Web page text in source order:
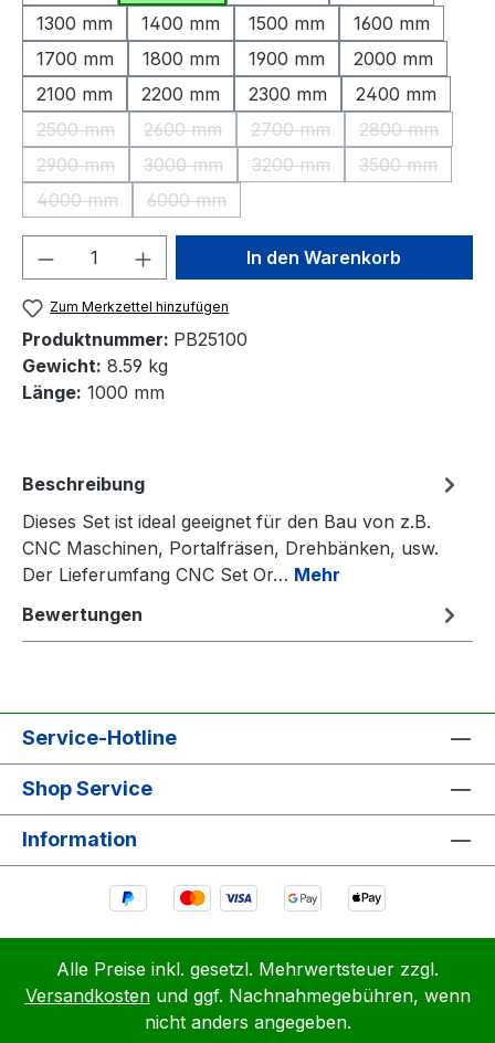
1300 mm
1400 mm 1500 mm
1600 mm
1700 mm
1800 mm 1900 mm
2000 mm
2100 mm
2200 mm 2300 mm
2400 mm
2500 mm
(Diese Option ist zurzeit nicht verfügbar.)
2600 mm
(Diese Option ist zurzeit nicht verfügbar.)
2700 mm
(Diese Option ist zurzeit
2800 mm
(Diese
2900 mm
(Diese Option ist zurzeit nicht verfügbar.)
3000 mm
(Diese Option ist zurzeit nicht verfügbar.)
3200 mm
(Diese Option ist zurzeit
3500 mm
(Diese
4000 mm
(Diese Option ist zurzeit nicht verfügbar.)
6000 mm
(Diese Option ist zurzeit nicht verfügbar.)
Produkt Anzahl: Gib denIn den Warenkorb
Zum Merkzettel hinzufügen
Produktnummer: PB25100
Gewicht: 8.59 kg
Länge: 1000 mm
Beschreibung
Dieses Set ist ideal geeignet für den Bau von z.B.
CNC Maschinen, Portalfräsen, Drehbänken, usw.
Der Lieferumfang CNC Set Or… Mehr
Bewertungen
Service-Hotline
Shop Service
Information
Alle Preise inkl. gesetzl. Mehrwertsteuer zzgl.
Versandkostenund ggf. Nachnahmegebühren, wenn
nicht anders angegeben.